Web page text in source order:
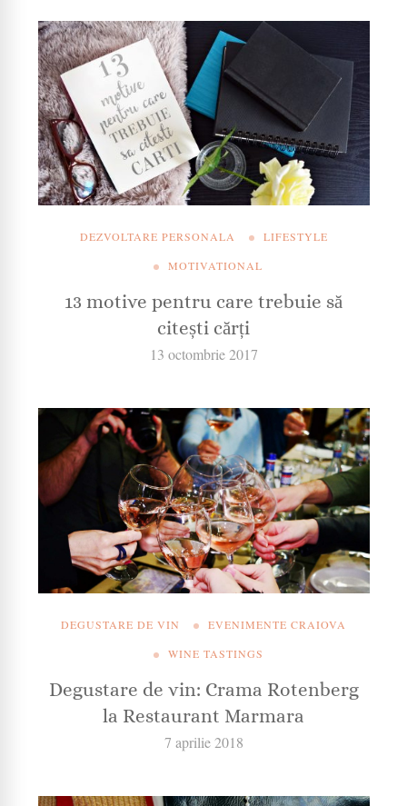
DEZVOLTARE PERSONALA
LIFESTYLE
MOTIVATIONAL
13 motive pentru care trebuie să
citești cărți
13 octombrie 2017
DEGUSTARE DE VIN
EVENIMENTE CRAIOVA
WINE TASTINGS
Degustare de vin: Crama Rotenberg
la Restaurant Marmara
7 aprilie 2018